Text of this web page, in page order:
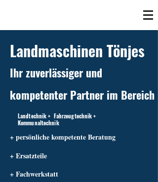
Landmaschinen Tönjes
Ihr zuverlässiger und
kompetenter Partner im Bereich
Landtechnik + Fahrzeugtechnik +
Kommunaltechnik
+ persönliche kompetente Beratung
+ Ersatzteile
+ Fachwerkstatt